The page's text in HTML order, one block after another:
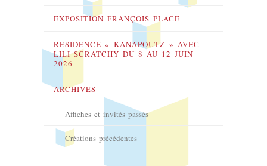
EXPOSITION FRANÇOIS PLACE
RÉSIDENCE « KANAPOUTZ » AVEC
LILI SCRATCHY DU 8 AU 12 JUIN
2026
ARCHIVES
Affiches et invités passés
Créations précédentes